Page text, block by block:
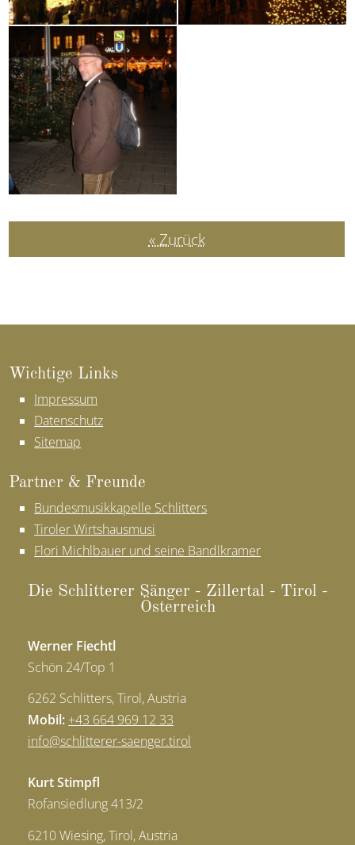
« Zurück
Wich­ti­ge Links
Impressum
Datenschutz
Sitemap
Part­ner & Freun­de
Bundesmusikkapelle Schlitters
Tiroler Wirtshausmusi
Flori Michlbauer und seine Bandlkramer
Die Schlit­te­rer Sän­ger - Zil­ler­tal - Ti­rol -
Öster­reich
Werner Fiechtl
Schön 24/Top 1
6262 Schlitters, Tirol, Austria
Mobil: +43 664 969 12 33
info@schlitterer-saenger.tirol
Kurt Stimpfl
Rofansiedlung 413/2
6210 Wiesing, Tirol, Austria